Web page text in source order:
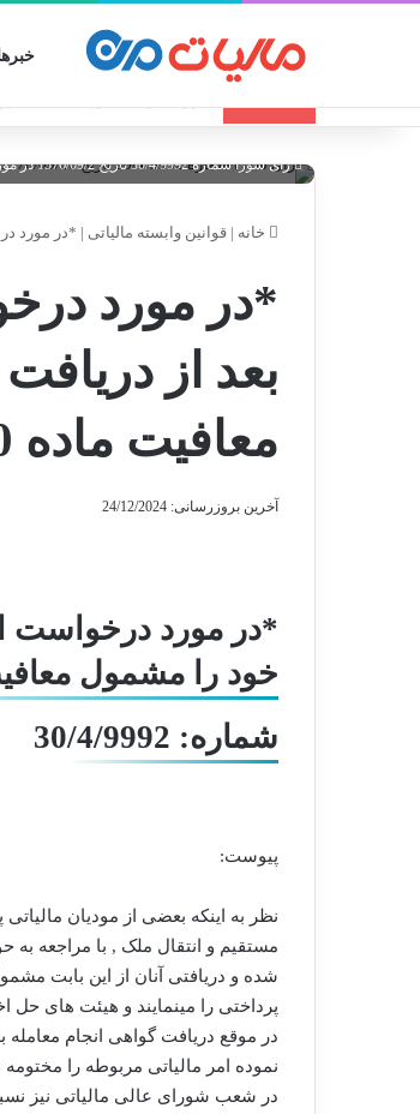
رأی شورا شماره 30/4/9992 تاریخ 1376/09/2 در مورد درخواست استرداد مودیانی که بعد از دریافت گواهی خود را مشمول معافیت ماده 70 میدانند
خانه | قوانین وابسته مالیاتی | *در مورد
*در مورد
بعد از
معافیت ماده 70 میدانند
آخرین بروزرسانی: 24/12/2024
*در مورد درخواست
خود را مشمول معافیت ماده
شماره: 30/4/9992
پیوست:
مستقیم و انتقال ملک , با مراجعه به
در موقع دریافت گواهی انجام
نموده امر مالیاتی مربوطه را
در شعب شورای عالی مالیاتی نیز